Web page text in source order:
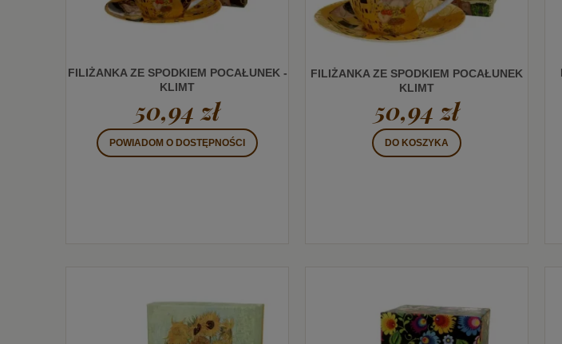
FILIŻANKA ZE SPODKIEM POCAŁUNEK -
KLIMT
50,94 zł
POWIADOM O DOSTĘPNOŚCI
FILIŻANKA ZE SPODKIEM POCAŁUNEK
KLIMT
50,94 zł
DO KOSZYKA